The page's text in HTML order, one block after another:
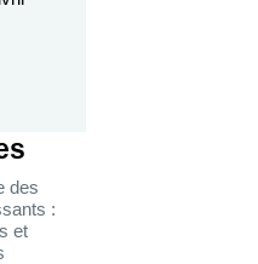
des
:
et